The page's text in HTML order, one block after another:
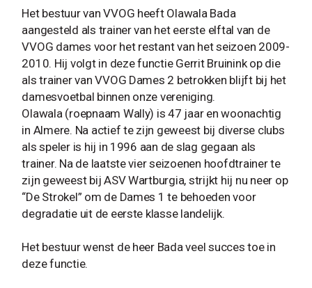
Het bestuur van VVOG heeft Olawala Bada
aangesteld als trainer van het eerste elftal van de
VVOG dames voor het restant van het seizoen 2009-
2010. Hij volgt in deze functie Gerrit Bruinink op die
als trainer van VVOG Dames 2 betrokken blijft bij het
damesvoetbal binnen onze vereniging.
Olawala (roepnaam Wally) is 47 jaar en woonachtig
in Almere. Na actief te zijn geweest bij diverse clubs
als speler is hij in 1996 aan de slag gegaan als
trainer. Na de laatste vier seizoenen hoofdtrainer te
zijn geweest bij ASV Wartburgia, strijkt hij nu neer op
“De Strokel” om de Dames 1 te behoeden voor
degradatie uit de eerste klasse landelijk.
Het bestuur wenst de heer Bada veel succes toe in
deze functie.